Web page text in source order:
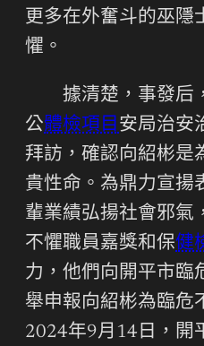
更多在外奮斗的巫隱
懼。
據清楚，事發后
公體檢項目安局治安
拜訪，確認向紹彬是
貴性命。為鼎力宣揚
輩業績弘揚社會邪氣
不懼職員嘉獎和保健
力，他們向開平市臨
舉申報向紹彬為臨危
2024年9月14日，開